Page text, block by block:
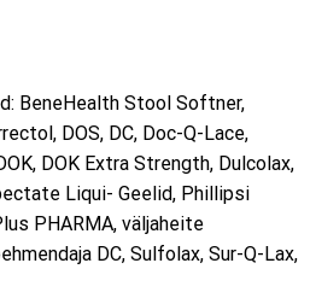
BeneHealth Stool Softner,
DOS, DC, Doc-Q-Lace,
DOK Extra Strength, Dulcolax,
Liqui- Geelid, Phillipsi
PHARMA, väljaheite
DC, Sulfolax, Sur-Q-Lax,